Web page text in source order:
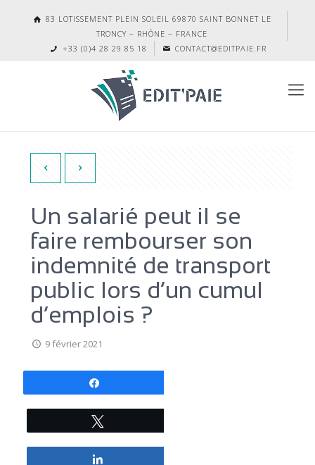
83 LOTISSEMENT PLEIN SOLEIL 69870 SAINT BONNET LE
TRONCY – RHÔNE – FRANCE
+33 (0)4 28 29 85 18
CONTACT@EDITPAIE.FR
Un salarié peut il se
faire rembourser son
indemnité de transport
public lors d’un cumul
d’emplois ?
9 février 2021